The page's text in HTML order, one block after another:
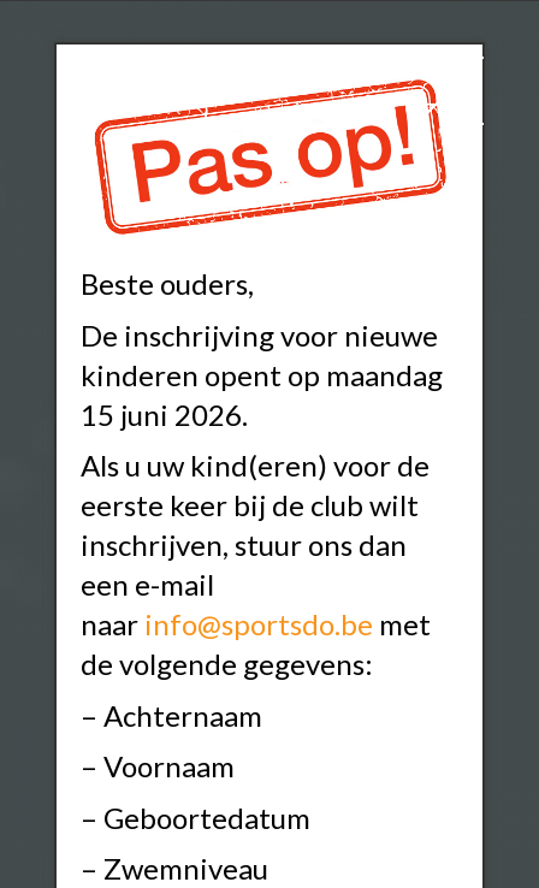
Beste ouders,
De inschrijving voor nieuwe
kinderen opent op maandag
15 juni 2026.
Als u uw kind(eren) voor de
eerste keer bij de club wilt
inschrijven, stuur ons dan
een e-mail
naar info@sportsdo.be met
de volgende gegevens:
– Achternaam
– Voornaam
– Geboortedatum
– Zwemniveau